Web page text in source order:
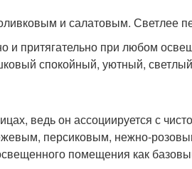
и салатовым. Светлее
и притягательно при любом
спокойный, уютный,
ведь он ассоциируется с
персиковым, нежно-
помещения как